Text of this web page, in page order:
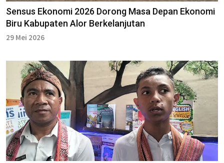
Sensus Ekonomi 2026 Dorong Masa Depan Ekonomi
Biru Kabupaten Alor Berkelanjutan
29 Mei 2026